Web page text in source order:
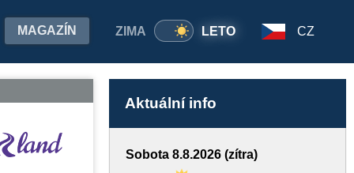
ZIMA LETO
MAGAZÍN CZ
Aktuální info
Sobota 8.8.2026 (zítra)